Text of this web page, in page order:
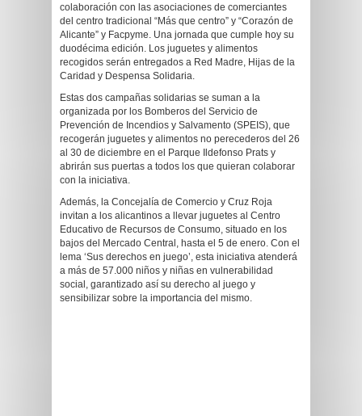
colaboración con las asociaciones de comerciantes
del centro tradicional “Más que centro” y “Corazón de
Alicante” y Facpyme. Una jornada que cumple hoy su
duodécima edición. Los juguetes y alimentos
recogidos serán entregados a Red Madre, Hijas de la
Caridad y Despensa Solidaria.
Estas dos campañas solidarias se suman a la
organizada por los Bomberos del Servicio de
Prevención de Incendios y Salvamento (SPEIS), que
recogerán juguetes y alimentos no perecederos del 26
al 30 de diciembre en el Parque Ildefonso Prats y
abrirán sus puertas a todos los que quieran colaborar
con la iniciativa.
Además, la Concejalía de Comercio y Cruz Roja
invitan a los alicantinos a llevar juguetes al Centro
Educativo de Recursos de Consumo, situado en los
bajos del Mercado Central, hasta el 5 de enero. Con el
lema ‘Sus derechos en juego’, esta iniciativa atenderá
a más de 57.000 niños y niñas en vulnerabilidad
social, garantizado así su derecho al juego y
sensibilizar sobre la importancia del mismo.